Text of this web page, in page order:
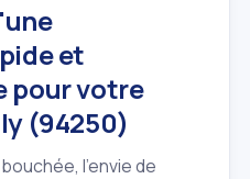
et
pour votre
(94250)
l'envie de